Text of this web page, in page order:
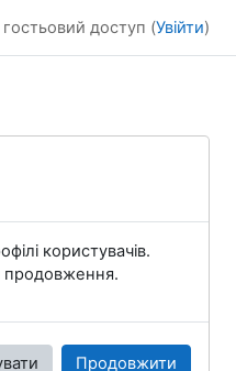
доступ (Увійти)
користувачів.
продовження.
Продовжити